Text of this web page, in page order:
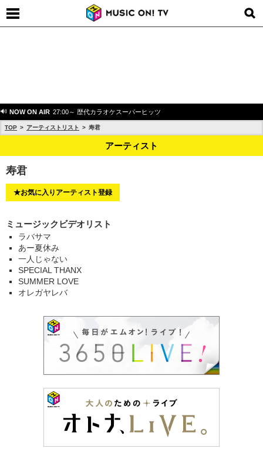
NOW ON AIR 27:00～ 歴代カラオケスーパーヒッツ
TOP アーティストリスト 寿君
アーティスト
寿君
★お気に入りアーティスト登録
ミュージックビデオリスト
ラバサマ
あー夏休み
一人じゃない
SPECIAL THANX
SUMMER LOVE
オレガヤレバ